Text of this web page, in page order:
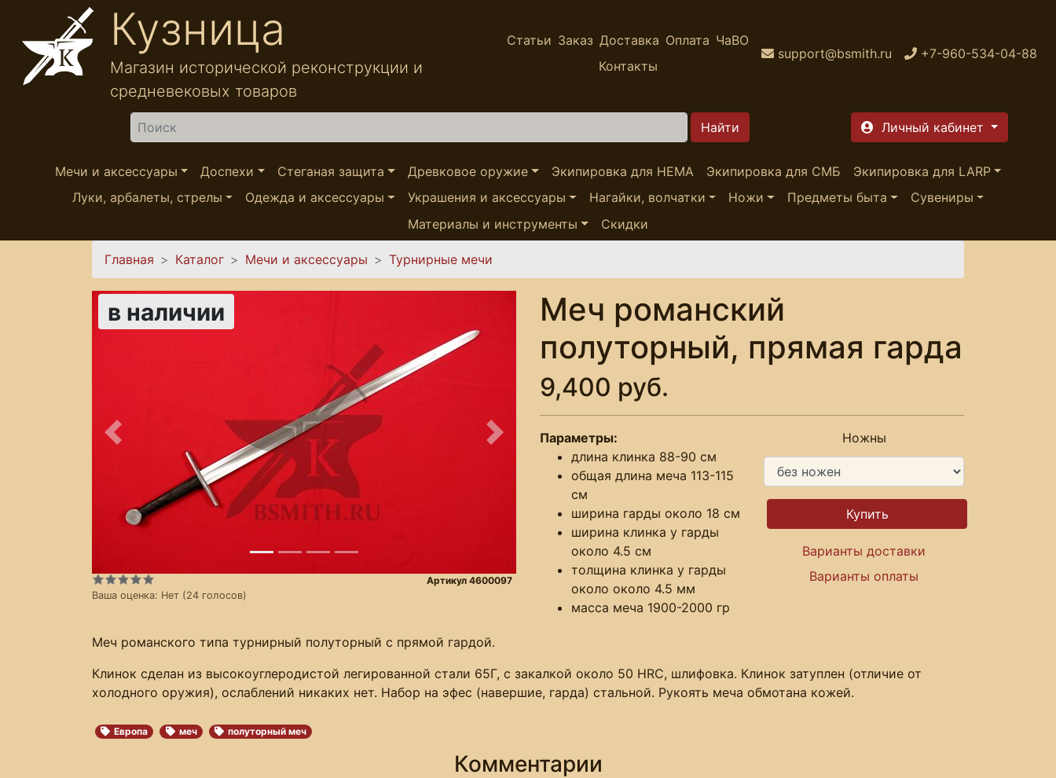
Перейти к основному содержанию
Кузница
Магазин исторической реконструкции и
средневековых товаров
Статьи Заказ Доставка Оплата ЧаВО
Контакты
support@bsmith.ru +7-960-534-04-88
Найти Личный кабинет
Мечи и аксессуары Доспехи Стеганая защита Древковое оружие Экипировка для HEMA Экипировка для СМБ
Экипировка для LARP
Луки, арбалеты, стрелы
Одежда и аксессуары Украшения и аксессуары Нагайки, волчатки Ножи Предметы быта
Сувениры
Материалы и инструменты
Скидки
Вы здесь
Главная Каталог Мечи и аксессуары Турнирные мечи
в наличии
Предыдущее Следующее
Ваша оценка: Нет (24 голосов)
Артикул 4600097
Меч романский
полуторный, прямая гарда
9,400 руб.
Параметры:
длина клинка 88-90 см
общая длина меча 113-115
см
ширина гарды около 18 см
ширина клинка у гарды
около 4.5 см
толщина клинка у гарды
около около 4.5 мм
масса меча 1900-2000 гр
Ножны
Варианты доставки
Варианты оплаты
Меч романского типа турнирный полуторный с прямой гардой.
Клинок сделан из высокоуглеродистой легированной стали 65Г, с закалкой около 50 HRC, шлифовка. Клинок затуплен (отличие от
холодного оружия), ослаблений никаких нет. Набор на эфес (навершие, гарда) стальной. Рукоять меча обмотана кожей.
Европа меч полуторный меч
Комментарии